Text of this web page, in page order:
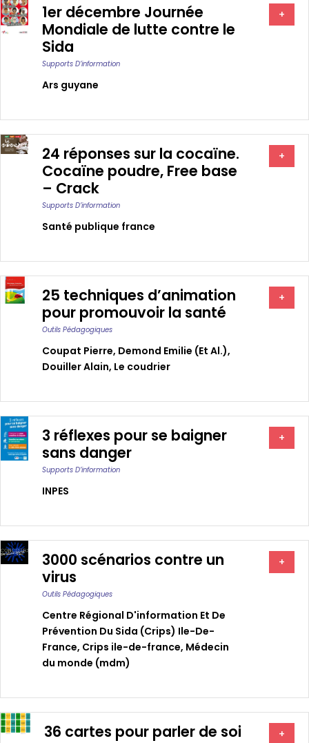
1er décembre Journée
Mondiale de lutte contre le
Sida
Supports D’information
Ars guyane
+
24 réponses sur la cocaïne.
Cocaïne poudre, Free base
– Crack
Supports D’information
Santé publique france
+
25 techniques d’animation
pour promouvoir la santé
Outils Pédagogiques
Coupat Pierre, Demond Emilie (et Al.),
Douiller Alain, Le coudrier
+
3 réflexes pour se baigner
sans danger
Supports D’information
INPES
+
3000 scénarios contre un
virus
Outils Pédagogiques
Centre Régional D'information Et De
Prévention Du Sida (crips) Ile-De-
France, Crips ile-de-france, Médecin
du monde (mdm)
+
36 cartes pour parler de soi +